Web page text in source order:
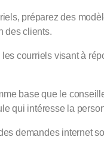
préparez des
des clients.
courriels visant à
base que le
qui intéresse la
demandes internet